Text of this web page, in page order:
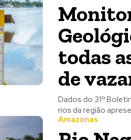
todas
de
Dados do 31º
rios da região
Amazonas